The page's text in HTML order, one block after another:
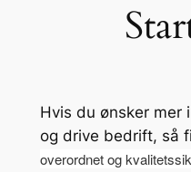
Hvis du ønsker mer
og drive bedrift, så
overordnet og